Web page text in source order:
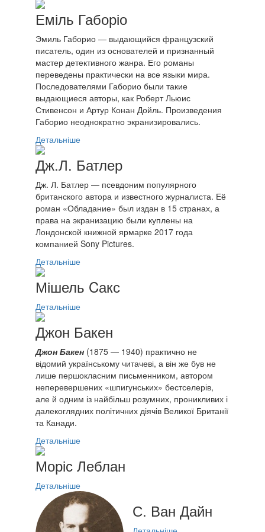
Еміль Габоріо
Эмиль Габорио — выдающийся французский
писатель, один из основателей и признанный
мастер детективного жанра. Его романы
переведены практически на все языки мира.
Последователями Габорио были такие
выдающиеся авторы, как Роберт Льюис
Стивенсон и Артур Конан Дойль. Произведения
Габорио неоднократно экранизировались.
Детальніше
Дж.Л. Батлер
Дж. Л. Батлер — псевдоним популярного
британского автора и известного журналиста. Её
роман «Обладание» был издан в 15 странах, а
права на экранизацию были куплены на
Лондонской книжной ярмарке 2017 года
компанией Sony Pictures.
Детальніше
Мішель Cакс
Детальніше
Джон Бакен
Джон Бакен (1875 — 1940) практично не
відомий українському читачеві, а він же був не
лише першокласним письменником, автором
неперевершених «шпигунських» бестселерів,
але й одним із найбільш розумних, проникливих і
далекоглядних політичних діячів Великої Британії
та Канади.
Детальніше
Моріс Леблан
Детальніше
С. Ван Дайн